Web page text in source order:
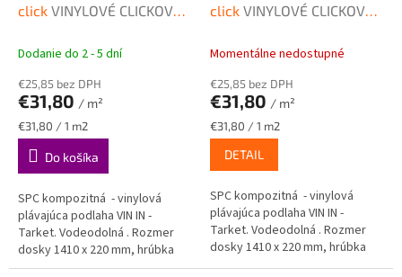
click VINYLOVÉ CLICKOVÉ
Dodanie do 2 - 5 dní
€25,85 bez DPH
€31,80 / m²
Jednotková
cena:
€31,80 / 1 m2
Do košíka
SPC kompozitná - vinylová
plávajúca podlaha VIN IN -
Tarket. Vodeodolná . Rozmer
dosky 1410 x 220 mm, hrúbka
5mm.
click VINYLOVÉ CLICKOVÉ
Momentálne nedostupné
€25,85 bez DPH
€31,80 / m²
Jednotková
cena:
€31,80 / 1 m2
DETAIL
SPC kompozitná - vinylová
plávajúca podlaha VIN IN -
Tarket. Vodeodolná . Rozmer
dosky 1410 x 220 mm, hrúbka
5mm.